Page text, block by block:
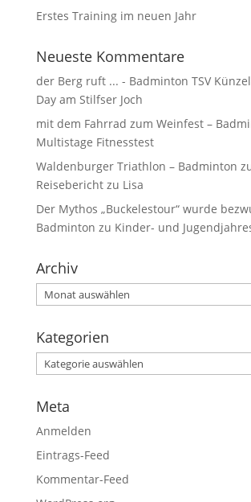
Erstes Training im neuen Jahr
Neueste Kommentare
der Berg ruft ... - Badminton TSV
Day am Stilfser Joch
mit dem Fahrrad zum Weinfest –
Multistage Fitnesstest
Waldenburger Triathlon – Badminton
Reisebericht zu Lisa
Der Mythos „Buckelestour“ wurde
Badminton zu Kinder- und
Archiv
Kategorien
Meta
Anmelden
Eintrags-Feed
Kommentar-Feed